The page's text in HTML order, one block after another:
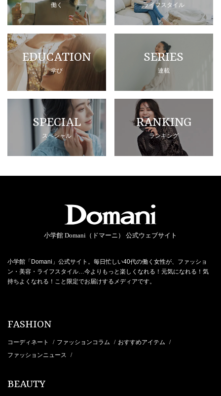
働く ライフスタイル
EDUCATION
学び
SERIES
連載
SPECIAL
スペシャル
RANKING
ランキング
小学館 Domani（ドマーニ） 公式ウェブサイト
小学館「Domani」公式サイト。毎日忙しい40代の働く女性が、ファッショ
ン・美容・ライフスタイル…今よりもっと楽しくなれる！元気になれる！気
持ちよくなれる！こと限定でお届けするメディアです。
FASHION
コーディネート / ファッションコラム / おすすめアイテム /
ファッションニュース /
BEAUTY